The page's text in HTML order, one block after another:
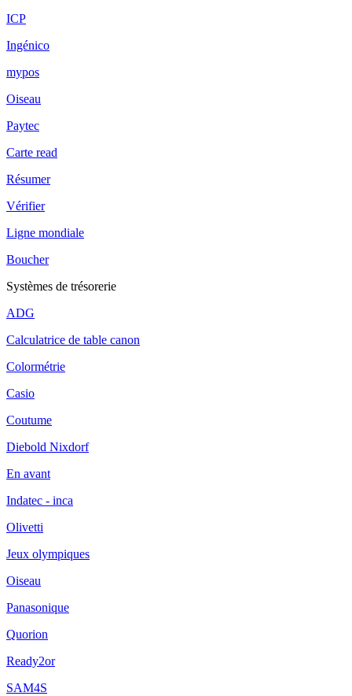
ICP
Ingénico
mypos
Oiseau
Paytec
Carte read
Résumer
Vérifier
Ligne mondiale
Boucher
Systèmes de trésorerie
ADG
Calculatrice de table canon
Colormétrie
Casio
Coutume
Diebold Nixdorf
En avant
Indatec - inca
Olivetti
Jeux olympiques
Oiseau
Panasonique
Quorion
Ready2or
SAM4S